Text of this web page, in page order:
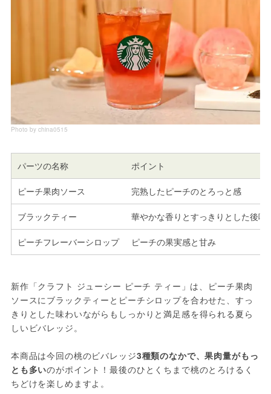
Photo by china0515
パーツの名称 ポイント
ピーチ果肉ソース 完熟したピーチのとろっと感
ブラックティー 華やかな香りとすっきりとした後味
ピーチフレーバーシロップ ピーチの果実感と甘み
新作「クラフト ジューシー ピーチ ティー」は、ピーチ果肉
ソースにブラックティーとピーチシロップを合わせた、すっ
きりとした味わいながらもしっかりと満足感を得られる夏ら
しいビバレッジ。
本商品は今回の桃のビバレッジ3種類のなかで、果肉量がもっ
とも多いのがポイント！最後のひとくちまで桃のとろけるく
ちどけを楽しめますよ。